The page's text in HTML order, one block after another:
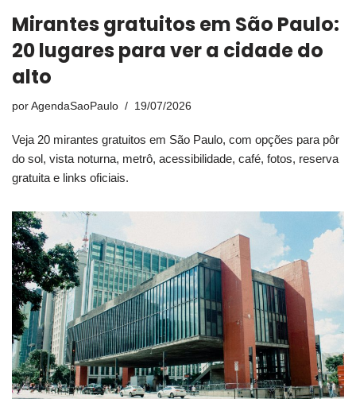
Mirantes gratuitos em São Paulo:
20 lugares para ver a cidade do
alto
por AgendaSaoPaulo 19/07/2026
Veja 20 mirantes gratuitos em São Paulo, com opções para pôr
do sol, vista noturna, metrô, acessibilidade, café, fotos, reserva
gratuita e links oficiais.